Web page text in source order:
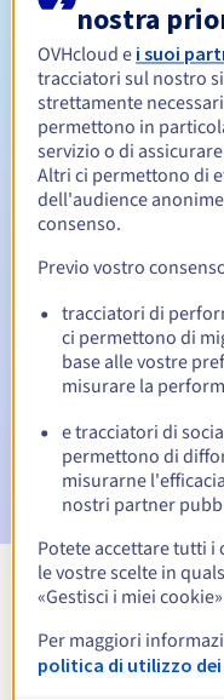
Periodo di rinnovo
Redemption period
Notifiche
Email di notifica:60,
scadenza
Email il giorno della
sospensione del
Email dopo il
cancellazione del
nostra
OVHcloud e i suoi
tracciatori sul nostro
strettamente
permettono in
servizio o di
Altri ci permettono di
dell'audience
consenso.
Previo vostro
tracciatori di
ci permettono di
base alle vostre
misurare la
e tracciatori di
permettono di
misurarne
nostri partner
Potete accettare tutti
le vostre scelte in
«Gestisci i miei
Per maggiori
politica di utilizzo